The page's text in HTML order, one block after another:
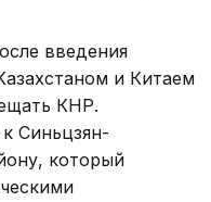
введения
и Китаем
КНР.
Синьцзян-
который